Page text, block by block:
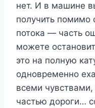
нет. И в машине
получить помимо
потока — часть
можете
это на полную
одновременно
всеми
частью дороги…